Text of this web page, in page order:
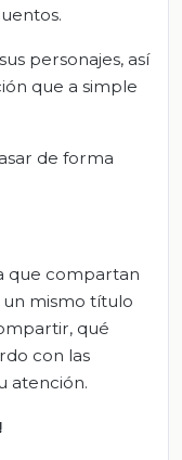
personajes, así
que a simple
de forma
que compartan
un mismo título
qué
con las
atención.